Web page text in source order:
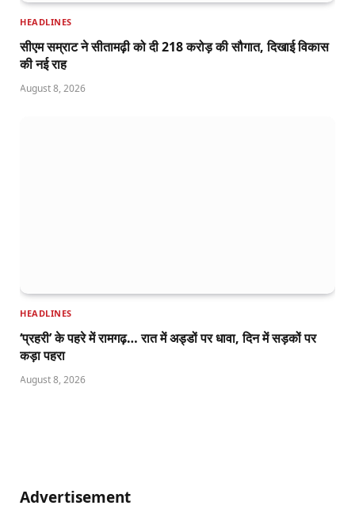
HEADLINES
सीएम सम्राट ने सीतामढ़ी को दी 218 करोड़ की सौगात, दिखाई विकास
की नई राह
August 8, 2026
HEADLINES
‘प्रहरी’ के पहरे में रामगढ़… रात में अड्डों पर धावा, दिन में सड़कों पर
कड़ा पहरा
August 8, 2026
Advertisement